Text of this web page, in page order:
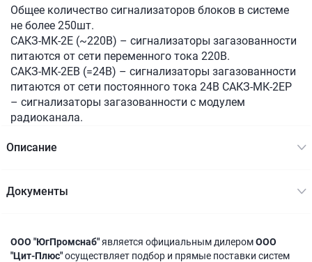
Общее количество сигнализаторов блоков в системе
не более 250шт.
САКЗ-МК-2Е (~220В) – сигнализаторы загазованности
питаются от сети переменного тока 220В.
САКЗ-МК-2ЕВ (=24В) – сигнализаторы загазованности
питаются от сети постоянного тока 24В САКЗ-МК-2ЕР
– сигнализаторы загазованности с модулем
радиоканала.
Описание
Документы
ООО "ЮгПромснаб"является официальным дилеромООО
"Цит-Плюс"осуществляет подбор и прямые поставки систем